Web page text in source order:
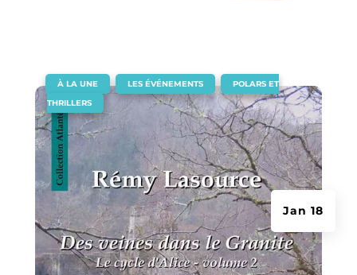
Jan 18
À LA UNE LES ÉVÉNEMENTS
POLARS ET
THRILLERS